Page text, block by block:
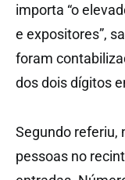
importa “o
e expositores”,
foram
dos dois dígitos
Segundo referiu,
pessoas no